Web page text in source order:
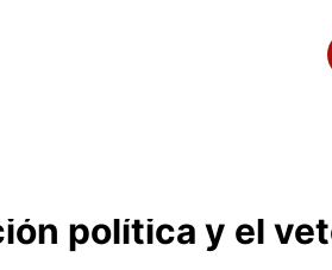
política y el